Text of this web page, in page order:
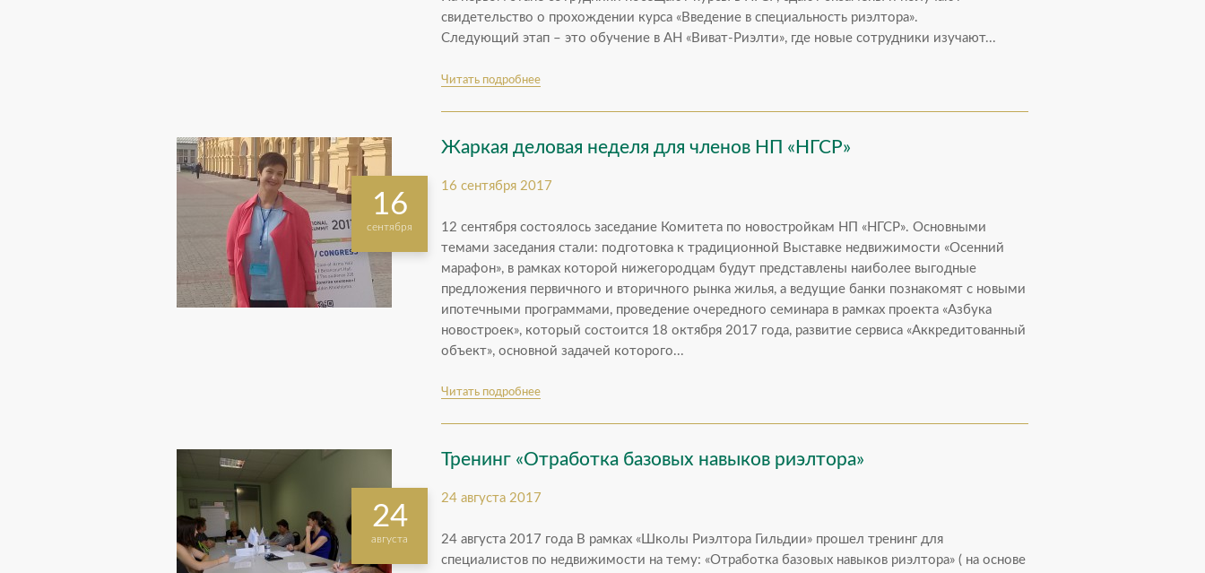
свидетельство о прохождении курса «Введение в специальность риэлтора».
Следующий этап – это обучение в АН «Виват-Риэлти», где новые сотрудники изучают...
Читать подробнее
16
сентября
Жаркая деловая неделя для членов НП «НГСР»
16 сентября 2017
12 сентября состоялось заседание Комитета по новостройкам НП «НГСР». Основными
темами заседания стали: подготовка к традиционной Выставке недвижимости «Осенний
марафон», в рамках которой нижегородцам будут представлены наиболее выгодные
предложения первичного и вторичного рынка жилья, а ведущие банки познакомят с новыми
ипотечными программами, проведение очередного семинара в рамках проекта «Азбука
новостроек», который состоится 18 октября 2017 года, развитие сервиса «Аккредитованный
объект», основной задачей которого...
Читать подробнее
24
августа
Тренинг «Отработка базовых навыков риэлтора»
24 августа 2017
24 августа 2017 года В рамках «Школы Риэлтора Гильдии» прошел тренинг для
специалистов по недвижимости на тему: «Отработка базовых навыков риэлтора» ( на основе